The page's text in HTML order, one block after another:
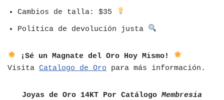
Cambios de talla: $35
Política de devolución justa
¡Sé un Magnate del Oro Hoy Mismo!
Visita Catalogo de Oro para más información.
Joyas de Oro 14KT Por Catálogo Membresia